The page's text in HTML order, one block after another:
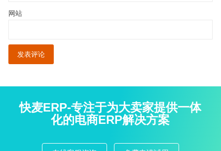
网站
快麦ERP-专注于为大卖家提供一体
化的电商ERP解决方案